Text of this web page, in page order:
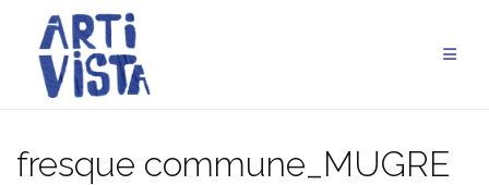
contenu
fresque commune_MUGRE